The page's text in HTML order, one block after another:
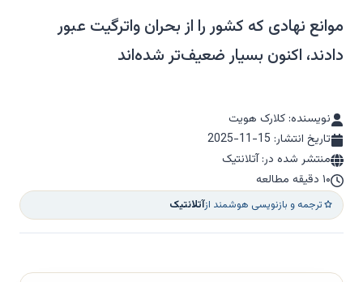
موانع نهادی که کشور را از بحران واترگیت عبور
دادند، اکنون بسیار ضعیف‌تر شده‌اند
نویسنده: کلارک هویت
تاریخ انتشار: 2025-11-15
منتشر شده در: آتلانتیک
۱۰ دقیقه مطالعه
ترجمه و بازنویسی هوشمند ازآتلانتیک